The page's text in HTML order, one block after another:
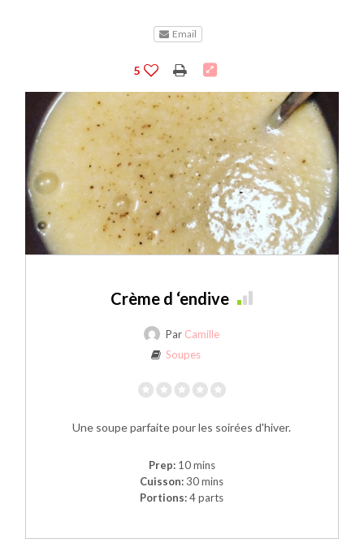
Email
5
Crème d ‘endive
Par Camille
Soupes
Une soupe parfaite pour les soirées d'hiver.
Prep:10 mins
Cuisson: 30 mins
Portions:4 parts